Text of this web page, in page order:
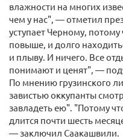
влажности на многих
чем у нас", — отметил
уступает Черному,
повыше, и долго
и плыву. И ничего. Все
понимают и ценят", —
По мнению грузинского
завистью оккупанты
завладеть ею". "Потому
длится почти шесть
— заключил Саакашвили.